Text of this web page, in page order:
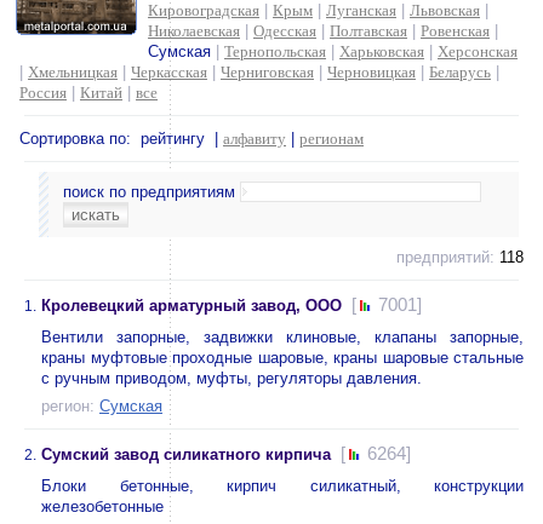
Кировоградская
Крым Луганская Львовская
Николаевская
Одесская Полтавская Ровенская
Сумская
Тернопольская Харьковская
Херсонская
Хмельницкая Черкасская Черниговская Черновицкая Беларусь
Россия
Китай все
Сортировка по: рейтингу | алфавиту регионам
поиск по предприятиям
предприятий: 118
1. Кролевецкий арматурный завод, ООО [ 7001]
Вентили запорные, задвижки клиновые, клапаны запорные,
краны муфтовые проходные шаровые, краны шаровые стальные
с ручным приводом, муфты, регуляторы давления.
регион: Сумская
2. Сумский завод силикатного кирпича [ 6264]
Блоки бетонные, кирпич силикатный, конструкции
железобетонные